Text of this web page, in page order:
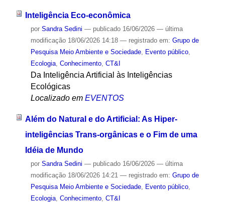
Inteligência Eco-econômica
por Sandra Sedini — publicado16/06/2026 — última
modificação18/06/2026 14:18 — registrado em: Grupo de
Pesquisa Meio Ambiente e Sociedade, Evento público,
Ecologia, Conhecimento, CT&I
Da Inteligência Artificial às Inteligências
Ecológicas
Localizado em EVENTOS
Além do Natural e do Artificial: As Hiper-
inteligências Trans-orgânicas e o Fim de uma
Idéia de Mundo
por Sandra Sedini — publicado16/06/2026 — última
modificação18/06/2026 14:21 — registrado em: Grupo de
Pesquisa Meio Ambiente e Sociedade, Evento público,
Ecologia, Conhecimento, CT&I